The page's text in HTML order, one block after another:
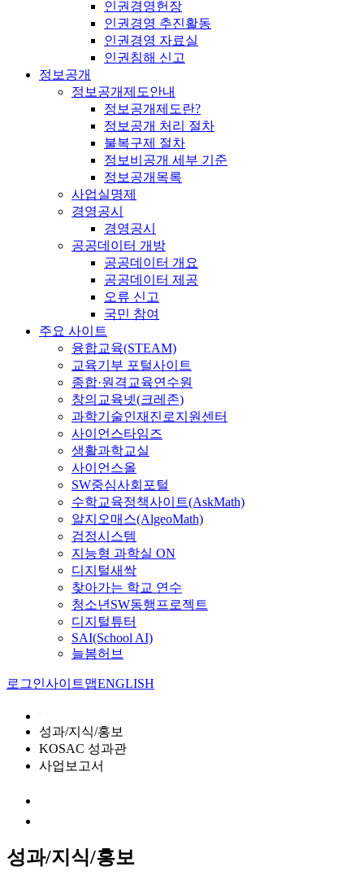
인권경영헌장
인권경영 추진활동
인권경영 자료실
인권침해 신고
정보공개
정보공개제도안내
정보공개제도란?
정보공개 처리 절차
불복구제 절차
정보비공개 세부 기준
정보공개목록
사업실명제
경영공시
경영공시
공공데이터 개방
공공데이터 개요
공공데이터 제공
오류 신고
국민 참여
주요 사이트
융합교육(STEAM)
교육기부 포털사이트
종합·원격교육연수원
창의교육넷(크레존)
과학기술인재진로지원센터
사이언스타임즈
생활과학교실
사이언스올
SW중심사회포털
수학교육정책사이트(AskMath)
알지오매스(AlgeoMath)
검정시스템
지능형 과학실 ON
디지털새싹
찾아가는 학교 연수
청소년SW동행프로젝트
디지털튜터
SAI(School AI)
늘봄허브
로그인사이트맵ENGLISH
성과/지식/홍보
KOSAC 성과관
사업보고서
성과/지식/홍보